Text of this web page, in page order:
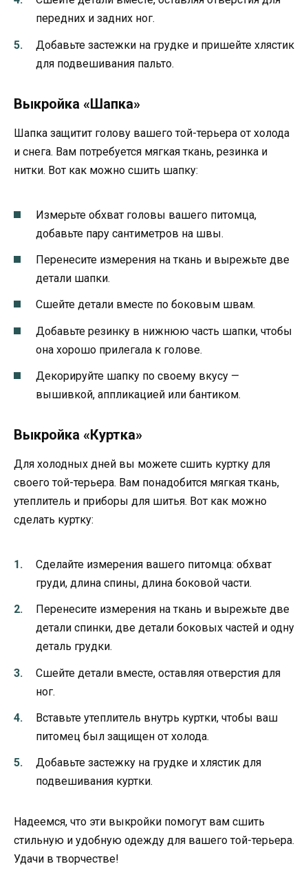
передних и задних ног.
Добавьте застежки на грудке и пришейте хлястик
для подвешивания пальто.
Выкройка «Шапка»
Шапка защитит голову вашего той-терьера от холода
и снега. Вам потребуется мягкая ткань, резинка и
нитки. Вот как можно сшить шапку:
Измерьте обхват головы вашего питомца,
добавьте пару сантиметров на швы.
Перенесите измерения на ткань и вырежьте две
детали шапки.
Сшейте детали вместе по боковым швам.
Добавьте резинку в нижнюю часть шапки, чтобы
она хорошо прилегала к голове.
Декорируйте шапку по своему вкусу —
вышивкой, аппликацией или бантиком.
Выкройка «Куртка»
Для холодных дней вы можете сшить куртку для
своего той-терьера. Вам понадобится мягкая ткань,
утеплитель и приборы для шитья. Вот как можно
сделать куртку:
Сделайте измерения вашего питомца: обхват
груди, длина спины, длина боковой части.
Перенесите измерения на ткань и вырежьте две
детали спинки, две детали боковых частей и одну
деталь грудки.
Сшейте детали вместе, оставляя отверстия для
ног.
Вставьте утеплитель внутрь куртки, чтобы ваш
питомец был защищен от холода.
Добавьте застежку на грудке и хлястик для
подвешивания куртки.
Надеемся, что эти выкройки помогут вам сшить
стильную и удобную одежду для вашего той-терьера.
Удачи в творчестве!